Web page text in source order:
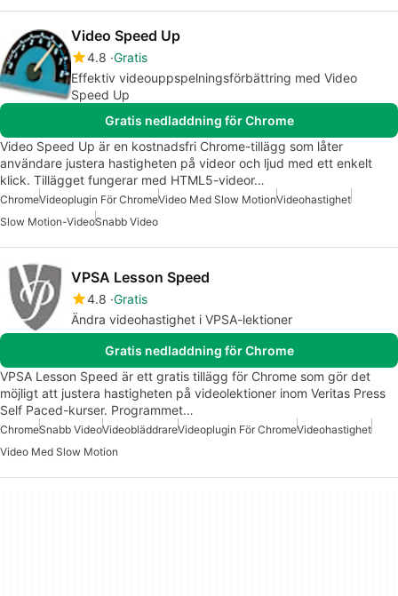
Video Speed Up
4.8 Gratis
Effektiv videouppspelningsförbättring med Video
Speed Up
Gratis nedladdning för Chrome
Video Speed Up är en kostnadsfri Chrome-tillägg som låter
användare justera hastigheten på videor och ljud med ett enkelt
klick. Tillägget fungerar med HTML5-videor…
ChromeVideoplugin För ChromeVideo Med Slow MotionVideohastighet
Slow Motion-VideoSnabb Video
VPSA Lesson Speed
4.8 Gratis
Ändra videohastighet i VPSA-lektioner
Gratis nedladdning för Chrome
VPSA Lesson Speed är ett gratis tillägg för Chrome som gör det
möjligt att justera hastigheten på videolektioner inom Veritas Press
Self Paced-kurser. Programmet…
ChromeSnabb VideoVideobläddrareVideoplugin För ChromeVideohastighet
Video Med Slow Motion